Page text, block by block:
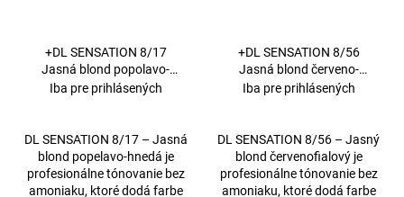
+DL SENSATION 8/17
Jasná blond popolavo-
hnedá 60 ml
Iba pre prihlásených
DL SENSATION 8/17 – Jasná
blond popelavo-hnedá je
profesionálne tónovanie bez
amoniaku, ktoré dodá farbe
+DL SENSATION 8/56
Jasná blond červeno-
fialová 60 ml
Iba pre prihlásených
DL SENSATION 8/56 – Jasný
blond červenofialový je
profesionálne tónovanie bez
amoniaku, ktoré dodá farbe